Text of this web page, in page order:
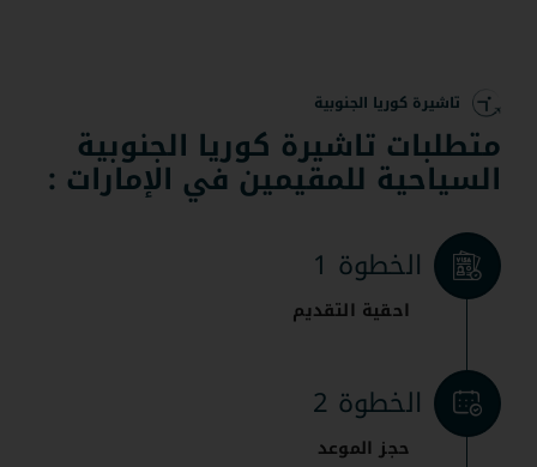
تاشيرة كوريا الجنوبية
متطلبات تاشيرة كوريا الجنوبية
السياحية للمقيمين في الإمارات :
الخطوة 1
احقية التقديم
الخطوة 2
حجز الموعد